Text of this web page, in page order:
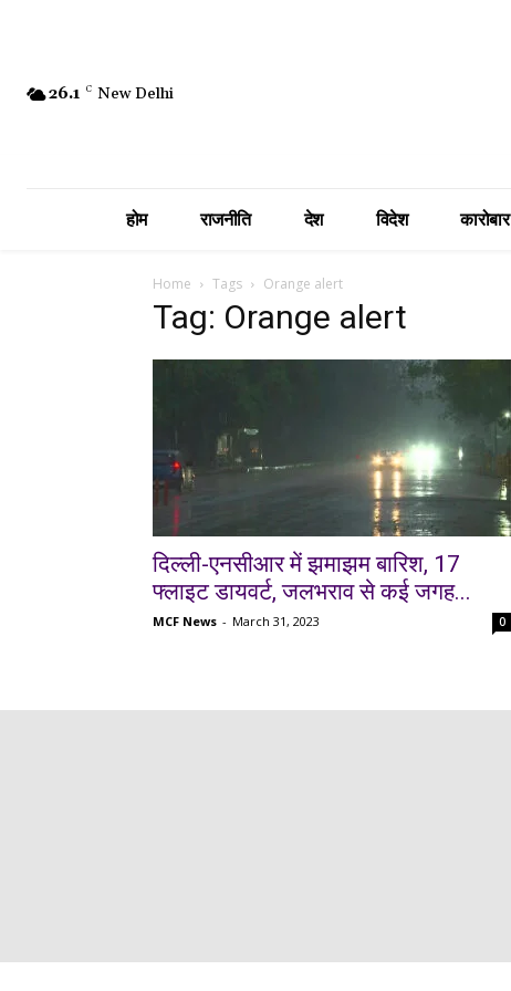
26.1 C New Delhi
होम राजनीति देश विदेश कारोबार
Home Tags Orange alert
Tag: Orange alert
दिल्ली-एनसीआर में झमाझम बारिश, 17
फ्लाइट डायवर्ट, जलभराव से कई जगह...
MCF News - March 31, 2023 0